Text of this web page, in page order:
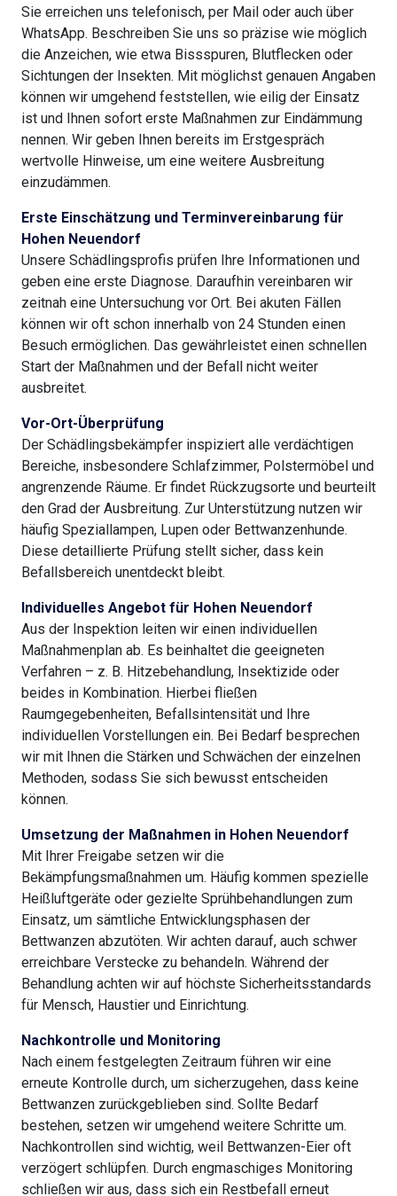
Sie erreichen uns telefonisch, per Mail oder auch über
WhatsApp. Beschreiben Sie uns so präzise wie möglich
die Anzeichen, wie etwa Bissspuren, Blutflecken oder
Sichtungen der Insekten. Mit möglichst genauen Angaben
können wir umgehend feststellen, wie eilig der Einsatz
ist und Ihnen sofort erste Maßnahmen zur Eindämmung
nennen. Wir geben Ihnen bereits im Erstgespräch
wertvolle Hinweise, um eine weitere Ausbreitung
einzudämmen.
Erste Einschätzung und Terminvereinbarung für
Hohen Neuendorf
Unsere Schädlingsprofis prüfen Ihre Informationen und
geben eine erste Diagnose. Daraufhin vereinbaren wir
zeitnah eine Untersuchung vor Ort. Bei akuten Fällen
können wir oft schon innerhalb von 24 Stunden einen
Besuch ermöglichen. Das gewährleistet einen schnellen
Start der Maßnahmen und der Befall nicht weiter
ausbreitet.
Vor-Ort-Überprüfung
Der Schädlingsbekämpfer inspiziert alle verdächtigen
Bereiche, insbesondere Schlafzimmer, Polstermöbel und
angrenzende Räume. Er findet Rückzugsorte und beurteilt
den Grad der Ausbreitung. Zur Unterstützung nutzen wir
häufig Speziallampen, Lupen oder Bettwanzenhunde.
Diese detaillierte Prüfung stellt sicher, dass kein
Befallsbereich unentdeckt bleibt.
Individuelles Angebot für Hohen Neuendorf
Aus der Inspektion leiten wir einen individuellen
Maßnahmenplan ab. Es beinhaltet die geeigneten
Verfahren – z. B. Hitzebehandlung, Insektizide oder
beides in Kombination. Hierbei fließen
Raumgegebenheiten, Befallsintensität und Ihre
individuellen Vorstellungen ein. Bei Bedarf besprechen
wir mit Ihnen die Stärken und Schwächen der einzelnen
Methoden, sodass Sie sich bewusst entscheiden
können.
Umsetzung der Maßnahmen in Hohen Neuendorf
Mit Ihrer Freigabe setzen wir die
Bekämpfungsmaßnahmen um. Häufig kommen spezielle
Heißluftgeräte oder gezielte Sprühbehandlungen zum
Einsatz, um sämtliche Entwicklungsphasen der
Bettwanzen abzutöten. Wir achten darauf, auch schwer
erreichbare Verstecke zu behandeln. Während der
Behandlung achten wir auf höchste Sicherheitsstandards
für Mensch, Haustier und Einrichtung.
Nachkontrolle und Monitoring
Nach einem festgelegten Zeitraum führen wir eine
erneute Kontrolle durch, um sicherzugehen, dass keine
Bettwanzen zurückgeblieben sind. Sollte Bedarf
bestehen, setzen wir umgehend weitere Schritte um.
Nachkontrollen sind wichtig, weil Bettwanzen-Eier oft
verzögert schlüpfen. Durch engmaschiges Monitoring
schließen wir aus, dass sich ein Restbefall erneut